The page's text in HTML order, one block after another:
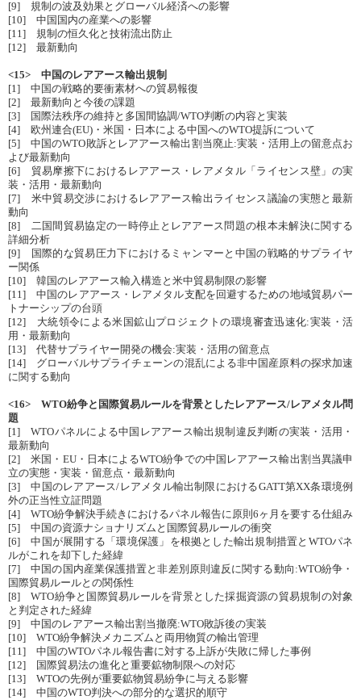
[9] 規制の波及効果とグローバル経済への影響
[10] 中国国内の産業への影響
[11] 規制の恒久化と技術流出防止
[12] 最新動向
<15> 中国のレアアース輸出規制
[1] 中国の戦略的要衝素材への貿易報復
[2] 最新動向と今後の課題
[3] 国際法秩序の維持と多国間協調/WTO判断の内容と実装
[4] 欧州連合(EU)・米国・日本による中国へのWTO提訴について
[5] 中国のWTO敗訴とレアアース輸出割当廃止:実装・活用上の留意点お
よび最新動向
[6] 貿易摩擦下におけるレアアース・レアメタル「ライセンス壁」の実
装・活用・最新動向
[7] 米中貿易交渉におけるレアアース輸出ライセンス議論の実態と最新
動向
[8] 二国間貿易協定の一時停止とレアアース問題の根本未解決に関する
詳細分析
[9] 国際的な貿易圧力下におけるミャンマーと中国の戦略的サプライヤ
ー関係
[10] 韓国のレアアース輸入構造と米中貿易制限の影響
[11] 中国のレアアース・レアメタル支配を回避するための地域貿易パー
トナーシップの台頭
[12] 大統領令による米国鉱山プロジェクトの環境審査迅速化:実装・活
用・最新動向
[13] 代替サプライヤー開発の機会:実装・活用の留意点
[14] グローバルサプライチェーンの混乱による非中国産原料の探求加速
に関する動向
<16> WTO紛争と国際貿易ルールを背景としたレアアース/レアメタル問
題
[1] WTOパネルによる中国レアアース輸出規制違反判断の実装・活用・
最新動向
[2] 米国・EU・日本によるWTO紛争での中国レアアース輸出割当異議申
立の実態・実装・留意点・最新動向
[3] 中国のレアアース/レアメタル輸出制限におけるGATT第XX条環境例
外の正当性立証問題
[4] WTO紛争解決手続きにおけるパネル報告に原則6ヶ月を要する仕組み
[5] 中国の資源ナショナリズムと国際貿易ルールの衝突
[6] 中国が展開する「環境保護」を根拠とした輸出規制措置とWTOパネ
ルがこれを却下した経緯
[7] 中国の国内産業保護措置と非差別原則違反に関する動向:WTO紛争・
国際貿易ルールとの関係性
[8] WTO紛争と国際貿易ルールを背景とした採掘資源の貿易規制の対象
と判定された経緯
[9] 中国のレアアース輸出割当撤廃:WTO敗訴後の実装
[10] WTO紛争解決メカニズムと両用物質の輸出管理
[11] 中国のWTOパネル報告書に対する上訴が失敗に帰した事例
[12] 国際貿易法の進化と重要鉱物制限への対応
[13] WTOの先例が重要鉱物貿易紛争に与える影響
[14] 中国のWTO判決への部分的な選択的順守